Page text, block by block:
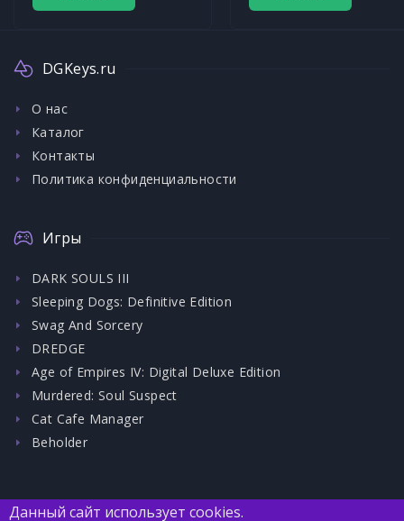
DGKeys.ru
О нас
Каталог
Контакты
Политика конфиденциальности
Игры
DARK SOULS III
Sleeping Dogs: Definitive Edition
Swag And Sorcery
DREDGE
Age of Empires IV: Digital Deluxe Edition
Murdered: Soul Suspect
Cat Cafe Manager
Beholder
Данный сайт использует cookies.